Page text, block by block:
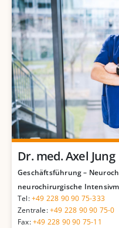
Dr. med. Axel Jung
Geschäftsführung –
neurochirurgische
Tel:+49 228 90 90 75-333
Zentrale:+49 228 90 90 75-0
Fax:+49 228 90 90 75-11